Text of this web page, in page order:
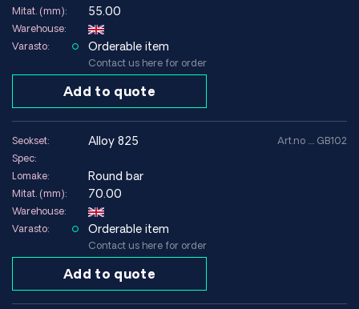
Mitat. (mm): 55.00
Warehouse:
Varasto:
Orderable item
Contact us here for order
Add to quote
Seokset: alloy 825
Spec:
Lomake:
Round bar
Mitat. (mm): 70.00
Warehouse:
Varasto:
Orderable item
Contact us here for order
Add to quote
Art.no .... GB102